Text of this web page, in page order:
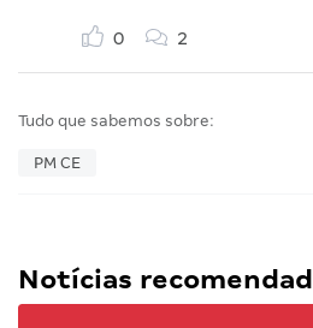
0 2
Tudo que sabemos sobre:
PM CE
Notícias